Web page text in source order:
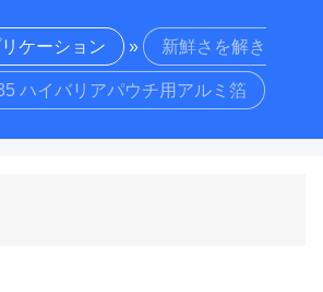
ケーション » 新鮮さを解き
ハイバリアパウチ用アルミ箔